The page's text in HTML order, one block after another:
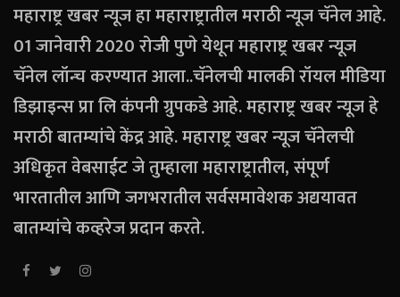
महाराष्ट्र खबर न्यूज हा महाराष्ट्रातील मराठी न्यूज चॅनेल आहे.
01 जानेवारी 2020 रोजी पुणे येथून महाराष्ट्र खबर न्यूज
चॅनेल लॉन्च करण्यात आला..चॅनेलची मालकी रॉयल मीडिया
डिझाइन्स प्रा लि कंपनी ग्रुपकडे आहे. महाराष्ट्र खबर न्यूज हे
मराठी बातम्यांचे केंद्र आहे. महाराष्ट्र खबर न्यूज चॅनेलची
अधिकृत वेबसाईट जे तुम्हाला महाराष्ट्रातील, संपूर्ण
भारतातील आणि जगभरातील सर्वसमावेशक अद्ययावत
बातम्यांचे कव्हरेज प्रदान करते.